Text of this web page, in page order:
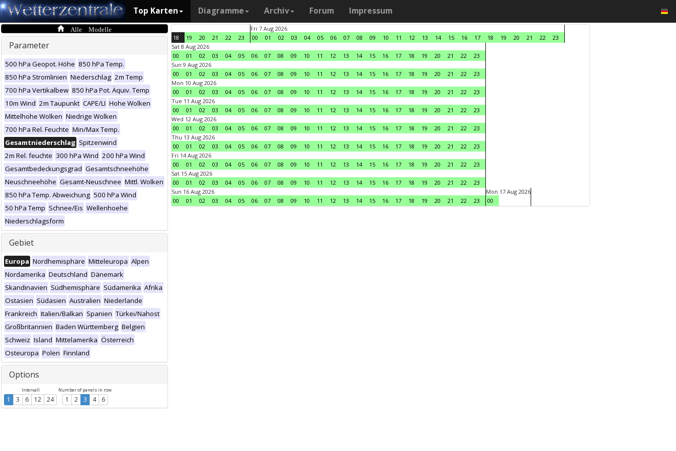
Top Karten Diagramme Archiv Forum Impressum
Alle Modelle
Parameter
500 hPa Geopot. Höhe 850 hPa Temp.
850 hPa Stromlinien Niederschlag 2m Temp
700 hPa Vertikalbew 850 hPa Pot. Äquiv. Temp
10m Wind 2m Taupunkt CAPE/LI Hohe Wolken
Mittelhohe Wolken Niedrige Wolken
700 hPa Rel. Feuchte Min/Max Temp.
Gesamtniederschlag Spitzenwind
2m Rel. feuchte 300 hPa Wind 200 hPa Wind
Gesamtbedeckungsgrad Gesamtschneehöhe
Neuschneehöhe Gesamt-Neuschnee Mittl. Wolken
850 hPa Temp. Abweichung 500 hPa Wind
50 hPa Temp Schnee/Eis Wellenhoehe
Niederschlagsform
Gebiet
Europa Nordhemisphäre Mitteleuropa Alpen
Nordamerika Deutschland Dänemark
Skandinavien Südhemisphäre Südamerika Afrika
Ostasien Südasien Australien Niederlande
Frankreich Italien/Balkan Spanien Türkei/Nahost
Großbritannien Baden Württemberg Belgien
Schweiz Island Mittelamerika Österreich
Osteuropa Polen Finnland
Options
Intervall
1 3 6 12 24
Number of panels in row
1 2 3 4 6
18 19 20 21 22 23
Fri 7 Aug 2026
00
01 02 03 04 05 06 07 08 09 10 11 12 13 14 15 16 17 18 19 20 21 22
23
Sat 8 Aug 2026
00
01 02 03 04 05 06 07 08 09 10 11 12 13 14 15 16 17 18 19 20 21 22
23
Sun 9 Aug 2026
00
01 02 03 04 05 06 07 08 09 10 11 12 13 14 15 16 17 18 19 20 21 22
23
Mon 10 Aug 2026
00
01 02 03 04 05 06 07 08 09 10 11 12 13 14 15 16 17 18 19 20 21 22
23
Tue 11 Aug 2026
00
01 02 03 04 05 06 07 08 09 10 11 12 13 14 15 16 17 18 19 20 21 22
23
Wed 12 Aug 2026
00
01 02 03 04 05 06 07 08 09 10 11 12 13 14 15 16 17 18 19 20 21 22
23
Thu 13 Aug 2026
00
01 02 03 04 05 06 07 08 09 10 11 12 13 14 15 16 17 18 19 20 21 22
23
Fri 14 Aug 2026
00
01 02 03 04 05 06 07 08 09 10 11 12 13 14 15 16 17 18 19 20 21 22
23
Sat 15 Aug 2026
00
01 02 03 04 05 06 07 08 09 10 11 12 13 14 15 16 17 18 19 20 21 22
23
Sun 16 Aug 2026
00
01 02 03 04 05 06 07 08 09 10 11 12 13 14 15 16 17 18 19 20 21 22 23
Mon 17 Aug 2026
00